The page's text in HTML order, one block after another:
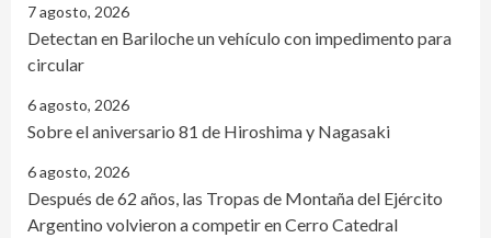
7 agosto, 2026
Detectan en Bariloche un vehículo con impedimento para
circular
6 agosto, 2026
Sobre el aniversario 81 de Hiroshima y Nagasaki
6 agosto, 2026
Después de 62 años, las Tropas de Montaña del Ejército
Argentino volvieron a competir en Cerro Catedral